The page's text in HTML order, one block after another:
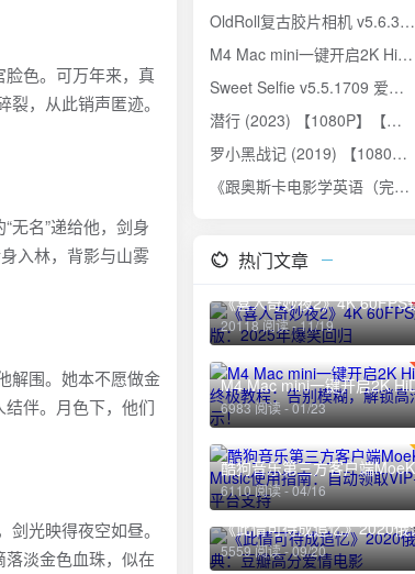
色。可万年来，真
，从此销声匿迹。
无名”递给他，剑身
入林，背影与山雾
解围。她本不愿做金
伴。月色下，他们
光映得夜空如昼。
淡金色血珠，似在
OldRoll复古胶片相机 v5.6.3 - 解锁高级版，体验逼真胶片摄影
M4 Mac mini一键开启2K HiDPI终极教程：告别模糊，解锁高清显示！
Sweet Selfie v5.5.1709 爱自拍美颜相机，拍照和照片美化编辑，解锁专业版
潜行 (2023) 【1080P】【粤语中英双字】：刘德华演绎暗网毒枭的疯狂与毁灭
罗小黑战记 (2019) 【1080P】国语中字：人妖共存的奇幻冒险
《跟奥斯卡电影学英语（完结）》夸克网盘高速下载+免费资源
热门文章
20118 阅读 - 11/19
6983 阅读 - 01/23
6110 阅读 - 04/16
5559 阅读 - 09/20